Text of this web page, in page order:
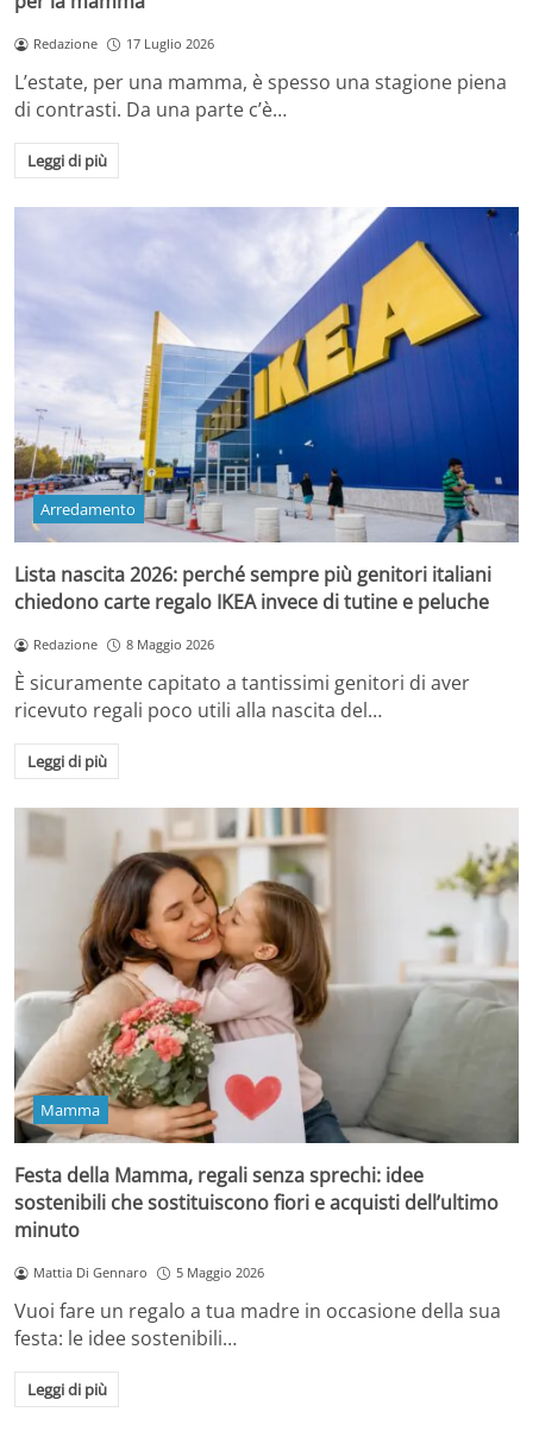
Redazione 17 Luglio 2026
L’estate, per una mamma, è spesso una stagione piena
di contrasti. Da una parte c’è…
Leggi di più
Arredamento
Lista nascita 2026: perché sempre più genitori italiani
chiedono carte regalo IKEA invece di tutine e peluche
Redazione 8 Maggio 2026
È sicuramente capitato a tantissimi genitori di aver
ricevuto regali poco utili alla nascita del…
Leggi di più
Mamma
Festa della Mamma, regali senza sprechi: idee
sostenibili che sostituiscono fiori e acquisti dell’ultimo
minuto
Mattia Di Gennaro 5 Maggio 2026
Vuoi fare un regalo a tua madre in occasione della sua
festa: le idee sostenibili…
Leggi di più